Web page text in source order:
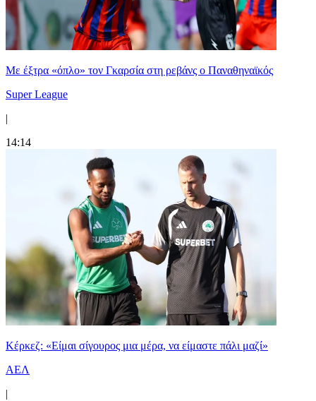
Mε έξτρα «όπλο» τον Γκαρσία στη ρεβάνς ο Παναθηναϊκός
Super League
|
14:14
Κέρκεζ: «Είμαι σίγουρος μια μέρα, να είμαστε πάλι μαζί»
ΑΕΛ
|